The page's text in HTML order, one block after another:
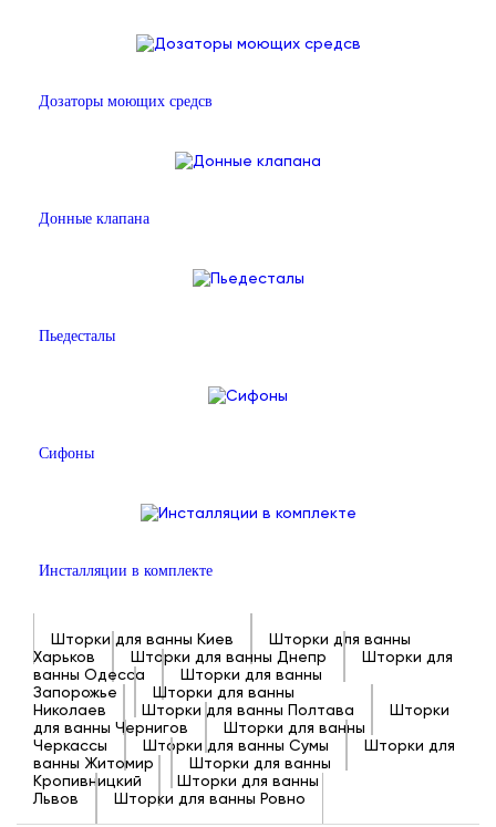
Дозаторы моющих средсв
Донные клапана
Пьедесталы
Сифоны
Инсталляции в комплекте
Шторки для ванны Киев
Шторки для ванны
Харьков
Шторки для ванны Днепр
Шторки для
ванны Одесса
Шторки для ванны
Запорожье
Шторки для ванны
Николаев
Шторки для ванны Полтава
Шторки
для ванны Чернигов
Шторки для ванны
Черкассы
Шторки для ванны Сумы
Шторки для
ванны Житомир
Шторки для ванны
Кропивницкий
Шторки для ванны
Львов
Шторки для ванны Ровно